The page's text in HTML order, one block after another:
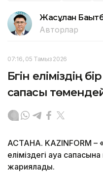
Жасұлан
Авторлар
07:16, 05 Тамыз 2026
Бүгін еліміздің
сапасы
АСТАНА. KAZINFORM –
еліміздегі ауа
жариялады.